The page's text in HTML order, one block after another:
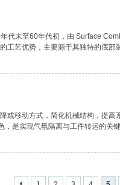
代末至60年代初，由 Surface
工艺优势，主要源于其独特的底部
移动方式，简化机械结构，提高
，是实现气氛隔离与工件转运的关